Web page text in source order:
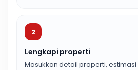
2
Lengkapi properti
Masukkan detail properti, estimasi